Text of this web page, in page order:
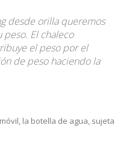
desde orilla queremos
peso. El chaleco
el peso por el
de peso haciendo la
la botella de agua, sujeta